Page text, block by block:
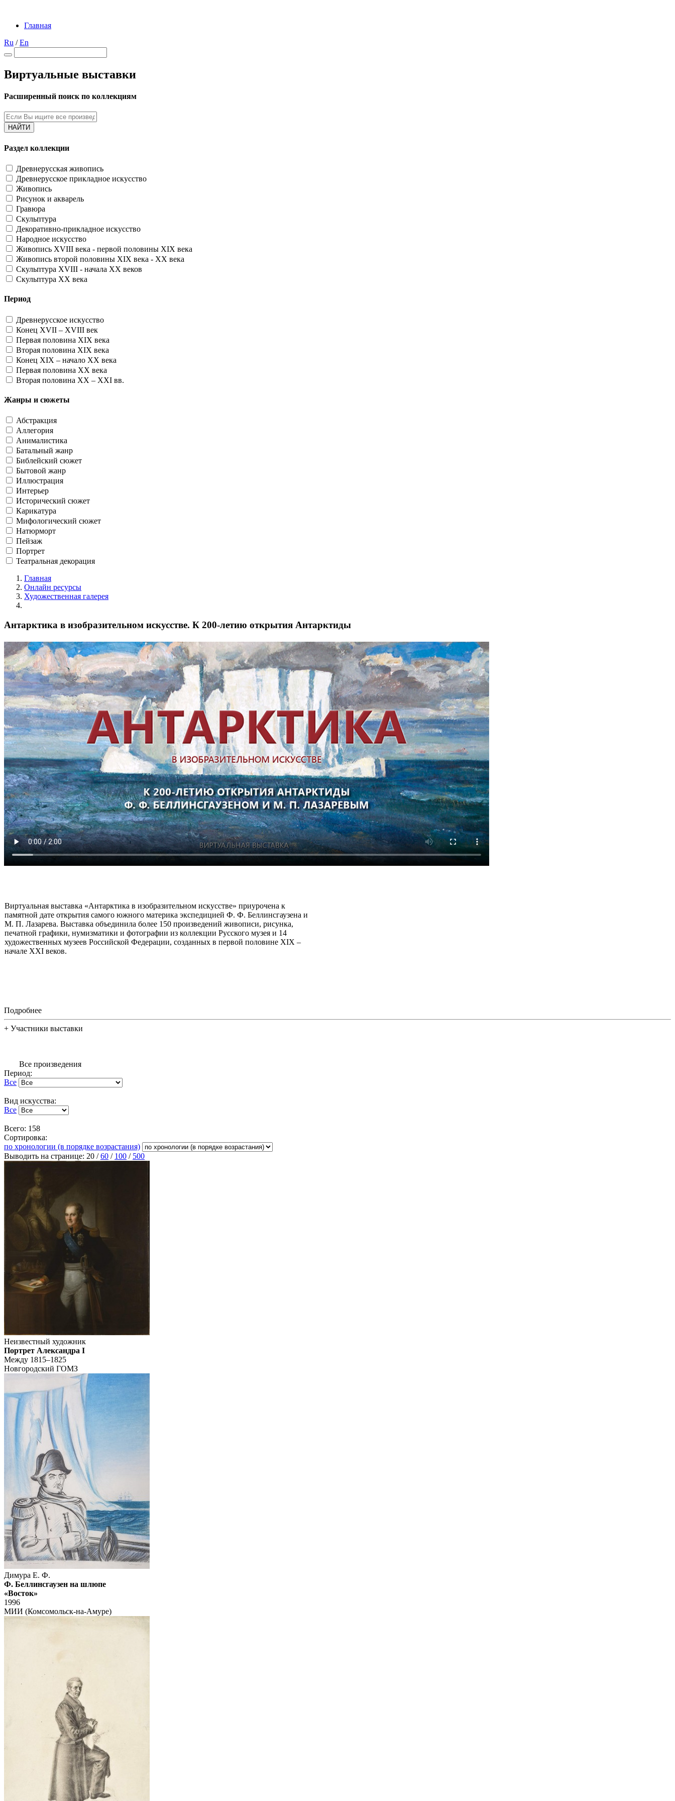
Главная
Ru /En
Виртуальные выставки
Расширенный поиск по коллекциям
НАЙТИ
Раздел коллекции
Древнерусская живопись
Древнерусское прикладное искусство
Живопись
Рисунок и акварель
Гравюра
Скульптура
Декоративно-прикладное искусство
Народное искусство
Живопись XVIII века - первой половины XIX века
Живопись второй половины XIX века - XX века
Скульптура XVIII - начала XX веков
Скульптура XX века
Период
Древнерусское искусство
Конец XVII – XVIII век
Первая половина XIX века
Вторая половина XIX века
Конец XIX – начало XX века
Первая половина XX века
Вторая половина XX – XXI вв.
Жанры и сюжеты
Абстракция
Аллегория
Анималистика
Батальный жанр
Библейский сюжет
Бытовой жанр
Иллюстрация
Интерьер
Исторический сюжет
Карикатура
Мифологический сюжет
Натюрморт
Пейзаж
Портрет
Театральная декорация
Главная
Онлайн ресурсы
Художественная галерея
Антарктика в изобразительном искусстве. К 200-летию открытия Антарктиды
Виртуальная выставка «Антарктика в изобразительном искусстве» приурочена к
памятной дате открытия самого южного материка экспедицией Ф. Ф. Беллинсгаузена и
М. П. Лазарева. Выставка объединила более 150 произведений живописи, рисунка,
печатной графики, нумизматики и фотографии из коллекции Русского музея и 14
художественных музеев Российской Федерации, созданных в первой половине XIX –
начале XXI веков.
Подробнее
+ Участники выставки
Все произведения
Период:
Все
Вид искусства:
Все
Всего: 158
Сортировка:
по хронологии (в порядке возрастания)
Выводить на странице: 20 /60 / 100 / 500
Неизвестный художник
Портрет Александра I
Между 1815–1825
Новгородский ГОМЗ
Димура Е. Ф.
Ф. Беллинсгаузен на шлюпе
«Восток»
1996
МИИ (Комсомольск-на-Амуре)